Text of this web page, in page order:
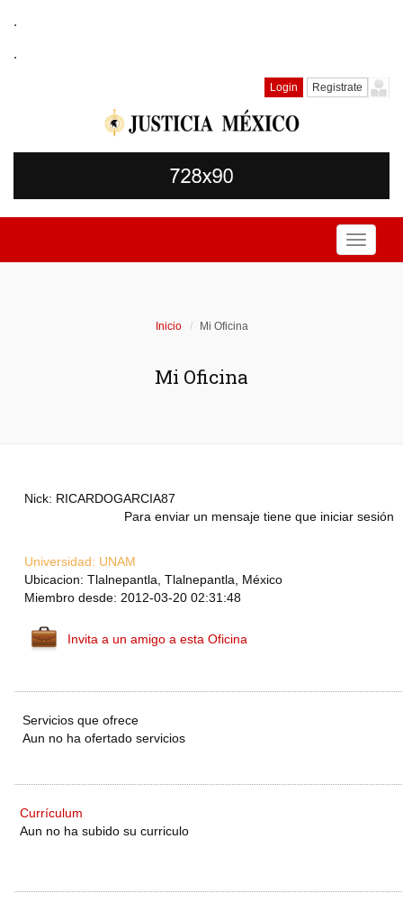
.
.
Login Registrate
Toggle
Inicio Mi Oficina
Mi Oficina
Nick: RICARDOGARCIA87
Para enviar un mensaje tiene que iniciar sesión
Universidad: UNAM
Ubicacion: Tlalnepantla, Tlalnepantla, México
Miembro desde: 2012-03-20 02:31:48
Invita a un amigo a esta Oficina
Servicios que ofrece
Aun no ha ofertado servicios
Currículum
Aun no ha subido su curriculo